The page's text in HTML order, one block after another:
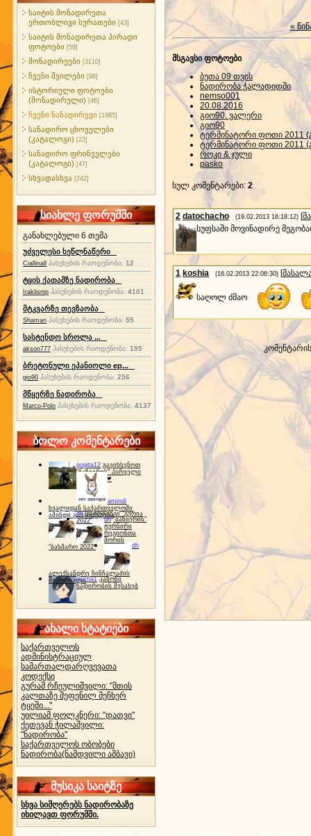
საიტის მონადირეთა
ერთობლივი სურათები [43]
საიტის მონადირეთა პირადი
ფოტოები [59]
მონადირეები [3110]
ჩვენი შვილები [96]
ისტორიული ფოტოები
(მონადირული) [46]
ჩვენი ნანადირევი [1985]
სანადირო ცხოველები
(კატალოგი) [23]
სანადირო ფრინველები
(კატალოგი) [47]
სხვადასხვა [242]
სიახლე ფორუმში
განახლებული 6 თემა
უძველესი ხეწლნაწერი
Ciallinall პასუხების რაოდენობა:12
ტყის ქათამზე ნადირობა
Iraklisnip პასუხების რაოდენობა: 4101
მტკვარზე თევზაობა
Shaman პასუხების რაოდენობა:55
სასტენდო სროლა ...
akson777 პასუხების რაოდენობა:195
ბრეტონული ეპანიოლი ep...
gio90 პასუხების რაოდენობა:256
მწყერზე ნადირობა
Marco-Polo პასუხების რაოდენობა:4137
ბოლო კომენტარები
gogita12 გავიხსენოთ
"ბაზიერის" პირველი
ტურნირი ❤
amindi
ხვალიდან საქართველოში
ამინდი გაუარესდება
dh სპორტინგი "გურია
2022"
dh "ბაზიერის"
ტურნირი
რეგიონთა
შორის
"ბახმარო 2022"
dh
ალექსანდრე ჩინჩალაძის
მემორიალიgocha1 კანონი
ნადირობის შესახებ
ახალი სტატიები
საქართველოს
ადმინისტრაციულ
სამართალდარღვევათა
კოდექსი
გურამ რჩეულიშვილი: "მთის
კალთაზე შეფენილ მეჩხერ
ტყეში..."
უილიამ ფოლკნერი: "დათვი"
ქეთევან ჭილაშვილი:
"ნადირობა"
საქართველოს ობობები
ნადირობა(ნამდვილი ამბავი)
მუსიკა საიტზე
სხვა სიმღერებს ნადირობაზე
იხილავთ ფორუმში.
«
მსგავსი ფოტოები
ბუთა 09 თვის
ნადირობა ჭალადიდში
nemso001
20.08.2016
გიო90. ვალერი
გიო90
ტერმინატორი ფოთი 2011
ტერმინატორი ფოთი 2011
როკი & ჯული
pasko
სულ კომენტარები: 2
2 datochacho (19.02.2013 16:18:12) [
სუფსაში მოვინადირე
1 koshia (16.02.2013 22:06:30) [
საღოლ ძმაო